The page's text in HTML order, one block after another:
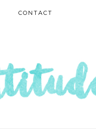
CONTACT